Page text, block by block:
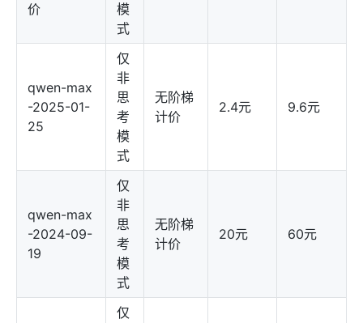
价
模
式
qwen-max
-2025-01-
25
仅
非
思
考
模
式
无阶梯
计价
2.4元 9.6元
qwen-max
-2024-09-
19
仅
非
思
考
模
式
无阶梯
计价
20元 60元
仅